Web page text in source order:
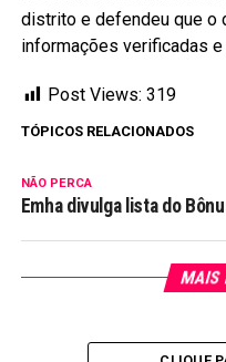
distrito e defendeu que o
informações verificadas
Post Views: 319
TÓPICOS RELACIONADOS
NÃO PERCA
Emha divulga lista do
MAIS